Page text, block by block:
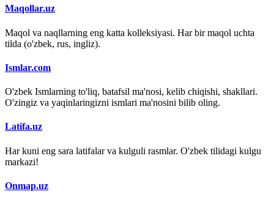
Maqollar.uz
Maqol va naqllarning eng katta kolleksiyasi. Har bir maqol uchta
tilda (o'zbek, rus, ingliz).
Ismlar.com
O'zbek Ismlarning to'liq, batafsil ma'nosi, kelib chiqishi, shakllari.
O'zingiz va yaqinlaringizni ismlari ma'nosini bilib oling.
Latifa.uz
Har kuni eng sara latifalar va kulguli rasmlar. O'zbek tilidagi kulgu
markazi!
Onmap.uz